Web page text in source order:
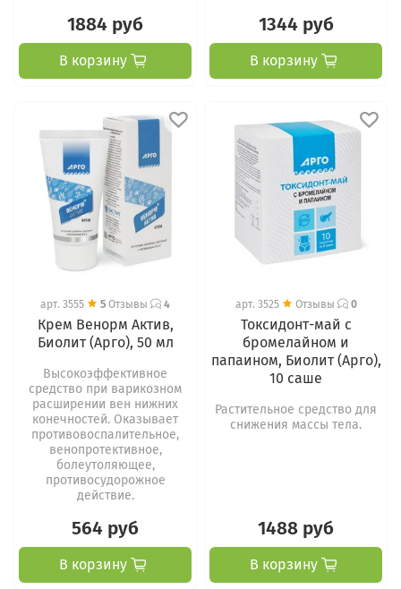
1884 руб
В корзину
1344 руб
В корзину
арт. 3555 5 Отзывы 4
Крем Венорм Актив,
Биолит (Арго), 50 мл
Высокоэффективное
средство при варикозном
расширении вен нижних
конечностей. Оказывает
противовоспалительное,
венопротективное,
болеутоляющее,
противосудорожное
действие.
564 руб
В корзину
арт. 3525 Отзывы 0
Токсидонт-май c
бромелайном и
папаином, Биолит (Арго),
10 саше
Растительное средство для
снижения массы тела.
1488 руб
В корзину